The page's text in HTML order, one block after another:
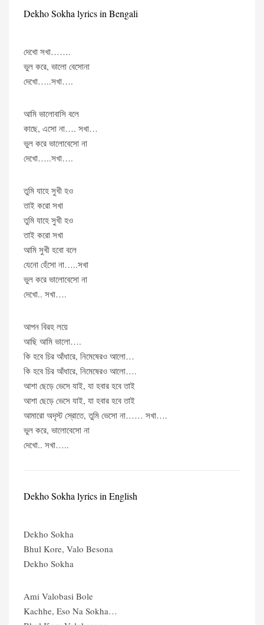
Dekho Sokha lyrics in Bengali
দেখো সখা…….
ভুল করে, ভালো বেসোনা
দেখো…..সখা….
আমি ভালোবাসি বলে
কাছে, এসো না…. সখা…
ভুল করে ভালোবেসো না
দেখো…..সখা….
তুমি যাহে সুখী হও
তাই করো সখা
তুমি যাহে সুখী হও
তাই করো সখা
আমি সুখী হবো বলে
যেনো হেঁসো না…..সখা
ভুল করে ভালোবেসো না
দেখো.. সখা….
আপন বিরহ লয়ে
আছি আমি ভালো….
কি হবে চির আঁধারে, নিমেষেরও আলো…
কি হবে চির আঁধারে, নিমেষেরও আলো….
আশা ছেড়ে ভেসে যাই, যা হবার হবে তাই
আশা ছেড়ে ভেসে যাই, যা হবার হবে তাই
আমারো অদৃস্ট স্রোতে, তুমি ভেসো না…… সখা….
ভুল করে, ভালোবেসো না
দেখো.. সখা…..
Dekho Sokha lyrics in English
Dekho Sokha
Bhul Kore, Valo Besona
Dekho Sokha
Ami Valobasi Bole
Kachhe, Eso Na Sokha…